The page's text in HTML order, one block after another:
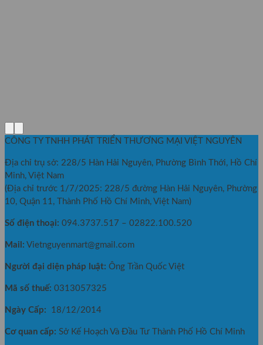
CÔNG TY TNHH PHÁT TRIỂN THƯƠNG MẠI VIỆT NGUYÊN
Địa chỉ trụ sở: 228/5 Hàn Hải Nguyên, Phường Bình Thới, Hồ Chí
Minh, Việt Nam
(Địa chỉ trước 1/7/2025: 228/5 đường Hàn Hải Nguyên, Phường
10, Quận 11, Thành Phố Hồ Chí Minh, Việt Nam)
Số điện thoại: 094.3737.517 – 02822.100.520
Mail: Vietnguyenmart@gmail.com
Người đại diện pháp luật: Ông Trần Quốc Việt
Mã số thuế: 0313057325
Ngày Cấp: 18/12/2014
Cơ quan cấp: Sở Kế Hoạch Và Đầu Tư Thành Phố Hồ Chí Minh